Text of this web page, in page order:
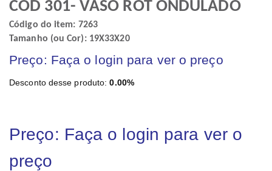
COD 301- VASO ROT ONDULADO
Código do item: 7263
Tamanho (ou Cor): 19X33X20
Preço: Faça o login para ver o preço
Desconto desse produto:0.00%
Preço: Faça o login para ver o
preço